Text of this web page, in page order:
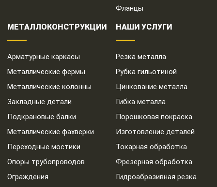
Фланцы
МЕТАЛЛОКОНСТРУКЦИИ
Арматурные каркасы
Металлические фермы
Металлические колонны
Закладные детали
Подкрановые балки
Металлические фахверки
Переходные мостики
Опоры трубопроводов
Ограждения
НАШИ УСЛУГИ
Резка металла
Рубка гильотиной
Цинкование металла
Гибка металла
Порошковая покраска
Изготовление деталей
Токарная обработка
Фрезерная обработка
Гидроабразивная резка